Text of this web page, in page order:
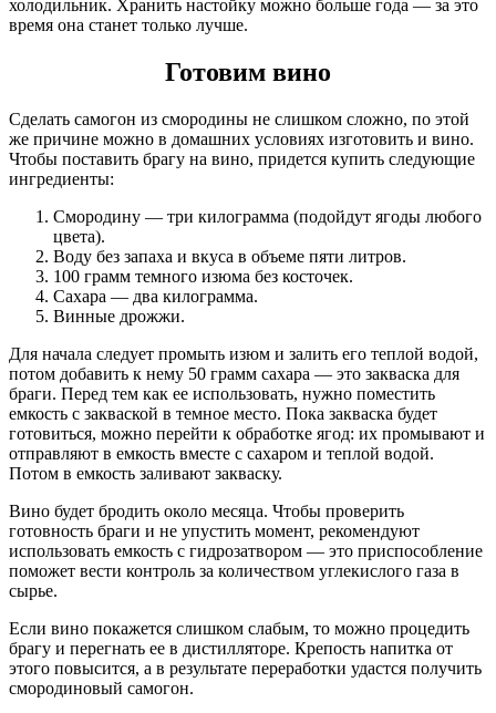
холодильник. Хранить настойку можно больше года — за это
время она станет только лучше.
Готовим вино
Сделать самогон из смородины не слишком сложно, по этой
же причине можно в домашних условиях изготовить и вино.
Чтобы поставить брагу на вино, придется купить следующие
ингредиенты:
Смородину — три килограмма (подойдут ягоды любого
цвета).
Воду без запаха и вкуса в объеме пяти литров.
100 грамм темного изюма без косточек.
Сахара — два килограмма.
Винные дрожжи.
Для начала следует промыть изюм и залить его теплой водой,
потом добавить к нему 50 грамм сахара — это закваска для
браги. Перед тем как ее использовать, нужно поместить
емкость с закваской в темное место. Пока закваска будет
готовиться, можно перейти к обработке ягод: их промывают и
отправляют в емкость вместе с сахаром и теплой водой.
Потом в емкость заливают закваску.
Вино будет бродить около месяца. Чтобы проверить
готовность браги и не упустить момент, рекомендуют
использовать емкость с гидрозатвором — это приспособление
поможет вести контроль за количеством углекислого газа в
сырье.
Если вино покажется слишком слабым, то можно процедить
брагу и перегнать ее в дистилляторе. Крепость напитка от
этого повысится, а в результате переработки удастся получить
смородиновый самогон.